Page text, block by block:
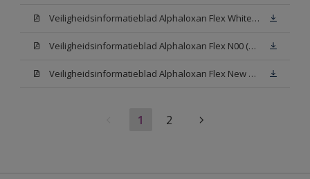
Veiligheidsinformatieblad Alphaloxan Flex White W05 (MSDS)
Veiligheidsinformatieblad Alphaloxan Flex N00 (MSDS)
Veiligheidsinformatieblad Alphaloxan Flex New N00 (MSDS)
1 2